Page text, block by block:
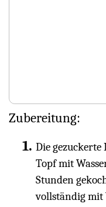
Zubereitung:
Die
Topf mit
Stunden
vollständig mit